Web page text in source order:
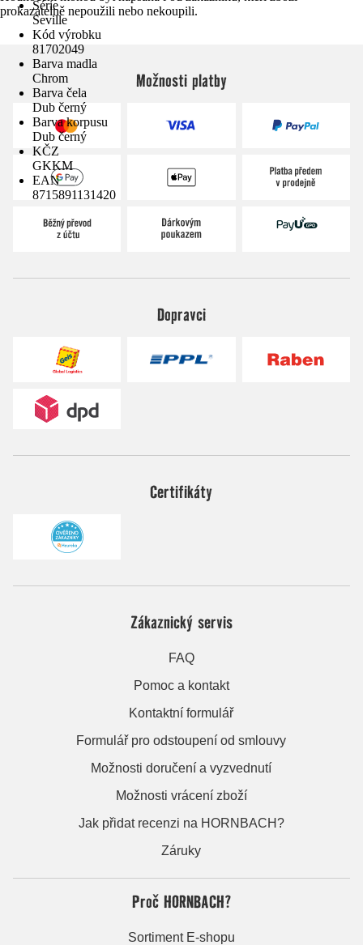
Série
Seville
Kód výrobku
81702049
Barva madla
Chrom
Barva čela
Dub černý
Barva korpusu
Dub černý
KČZ
GKKM
EAN
8715891131420
prokazatelně nepoužili nebo nekoupili.
Možnosti platby
Dopravci
Certifikáty
Zákaznický servis
FAQ
Pomoc a kontakt
Kontaktní formulář
Formulář pro odstoupení od smlouvy
Možnosti doručení a vyzvednutí
Možnosti vrácení zboží
Jak přidat recenzi na HORNBACH?
Záruky
Proč HORNBACH?
Sortiment E-shopu